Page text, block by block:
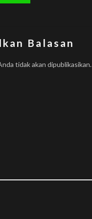
Balasan
tidak akan dipublikasikan.